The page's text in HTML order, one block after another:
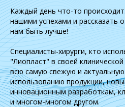
Каждый день что-то
нашими успехами и рассказать
нам быть лучше!
Специалисты-хирурги, кто
"Лиопласт" в своей
всю самую свежую и
использованию продукции,
инновационным разработкам,
и многом-многом другом.